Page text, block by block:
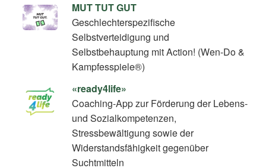
MUT TUT GUT
Geschlechterspezifische
Selbstverteidigung und
Selbstbehauptung mit Action! (Wen-Do &
Kampfesspiele®)
«ready4life»
Coaching-App zur Förderung der Lebens-
und Sozialkompetenzen,
Stressbewältigung sowie der
Widerstandsfähigkeit gegenüber
Suchtmitteln